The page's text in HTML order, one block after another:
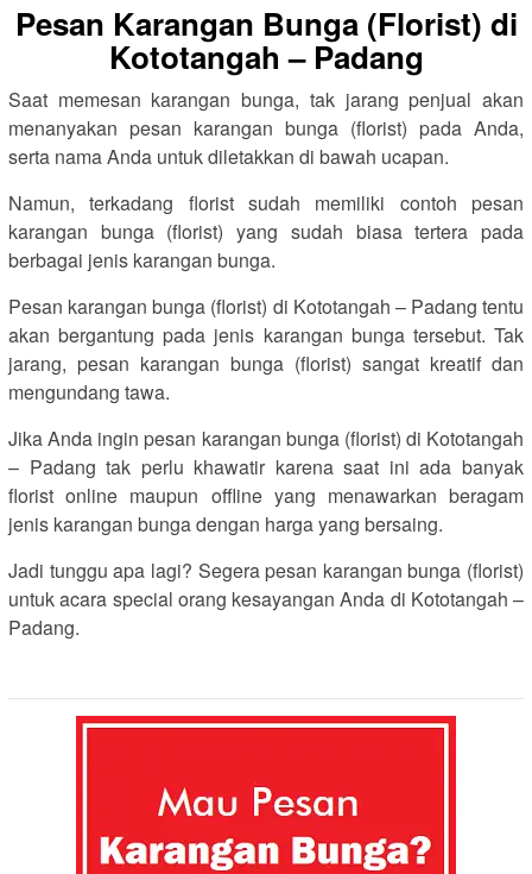
Pesan Karangan Bunga (Florist) di
Kototangah – Padang
Saat memesan karangan bunga, tak jarang penjual akan
menanyakan pesan karangan bunga (florist) pada Anda,
serta nama Anda untuk diletakkan di bawah ucapan.
Namun, terkadang florist sudah memiliki contoh pesan
karangan bunga (florist) yang sudah biasa tertera pada
berbagai jenis karangan bunga.
Pesan karangan bunga (florist) di Kototangah – Padang tentu
akan bergantung pada jenis karangan bunga tersebut. Tak
jarang, pesan karangan bunga (florist) sangat kreatif dan
mengundang tawa.
Jika Anda ingin pesan karangan bunga (florist) di Kototangah
– Padang tak perlu khawatir karena saat ini ada banyak
florist online maupun offline yang menawarkan beragam
jenis karangan bunga dengan harga yang bersaing.
Jadi tunggu apa lagi? Segera pesan karangan bunga (florist)
untuk acara special orang kesayangan Anda di Kototangah –
Padang.